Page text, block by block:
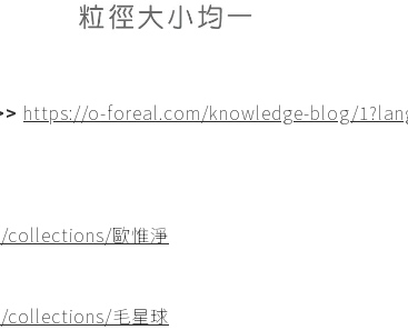
https://o-foreal.com/knowledge-blog/
歐惟淨
毛星球